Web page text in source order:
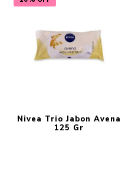
Nivea Trio Jabon Avena
125 Gr